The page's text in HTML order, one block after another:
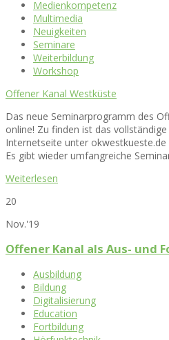
Medienkompetenz
Multimedia
Neuigkeiten
Seminare
Weiterbildung
Workshop
Offener Kanal Westküste
Das neue Seminarprogramm des
online! Zu finden ist das
Internetseite unter
Es gibt wieder umfangreiche
Weiterlesen
20
Nov.'19
Offener Kanal als Aus- und
Ausbildung
Bildung
Digitalisierung
Education
Fortbildung